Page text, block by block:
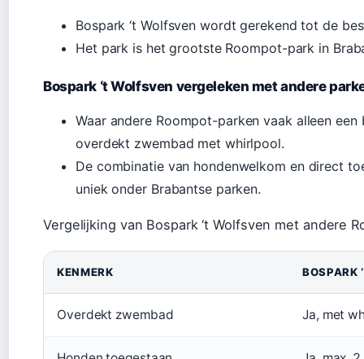
Bospark ‘t Wolfsven wordt gerekend tot de
Het park is het grootste Roompot-park in
Bospark ‘t Wolfsven vergeleken met andere
Waar andere Roompot-parken vaak alleen
overdekt zwembad met whirlpool.
De combinatie van hondenwelkom en direct
uniek onder Brabantse parken.
Vergelijking van Bospark ‘t Wolfsven met andere
KENMERK BOSPARK
Overdekt zwembad Ja, met